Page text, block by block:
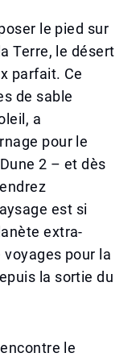
le pied sur
Terre, le désert
parfait. Ce
de sable
a
pour le
2 – et dès
est si
extra-
pour la
la sortie du
le